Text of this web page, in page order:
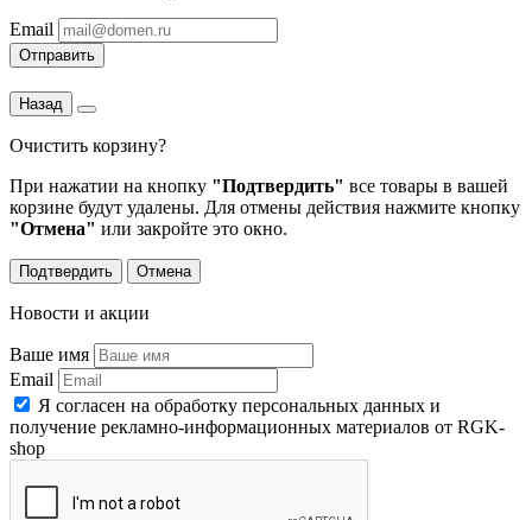
Email
Отправить
Назад
Очистить корзину?
При нажатии на кнопку "Подтвердить" все товары в вашей
корзине будут удалены. Для отмены действия нажмите кнопку
"Отмена" или закройте это окно.
Подтвердить Отмена
Новости и акции
Ваше имя
Email
Я согласен на обработку персональных данных и
получение рекламно-информационных материалов от RGK-
shop